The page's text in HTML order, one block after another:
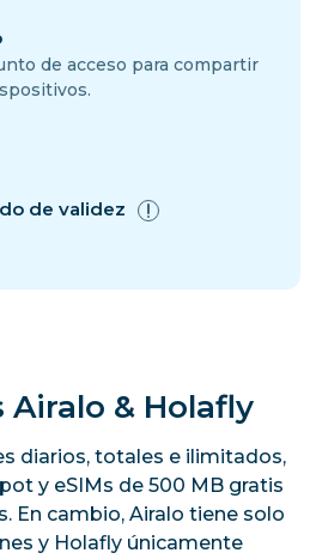
de acceso para compartir
de validez
Airalo & Holafly
diarios, totales e ilimitados,
y eSIMs de 500 MB gratis
En cambio, Airalo tiene solo
y Holafly únicamente